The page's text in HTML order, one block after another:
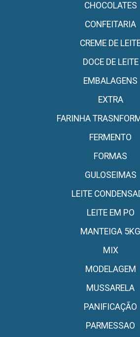
CHOCOLATES
CONFEITARIA
CREME DE
DOCE DE LEITE
EMBALAGENS
EXTRA
FARINHA
FERMENTO
FORMAS
GULOSEIMAS
LEITE
LEITE EM PO
MANTEIGA 5KG
MIX
MODELAGEM
MUSSARELA
PANIFICAÇÃO
PARMESSAO